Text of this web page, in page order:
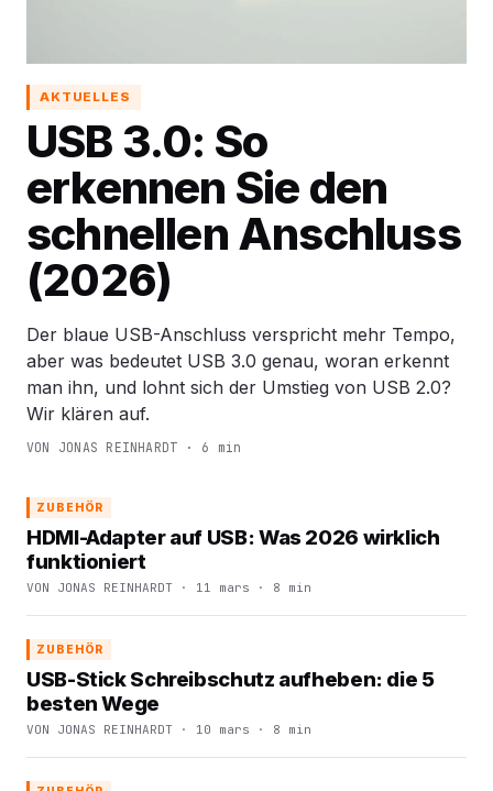
AKTUELLES
USB 3.0: So
erkennen Sie den
schnellen Anschluss
(2026)
Der blaue USB-Anschluss verspricht mehr Tempo,
aber was bedeutet USB 3.0 genau, woran erkennt
man ihn, und lohnt sich der Umstieg von USB 2.0?
Wir klären auf.
VON JONAS REINHARDT · 6 min
ZUBEHÖR
HDMI-Adapter auf USB: Was 2026 wirklich
funktioniert
VON JONAS REINHARDT · 11 mars · 8 min
ZUBEHÖR
USB-Stick Schreibschutz aufheben: die 5
besten Wege
VON JONAS REINHARDT · 10 mars · 8 min